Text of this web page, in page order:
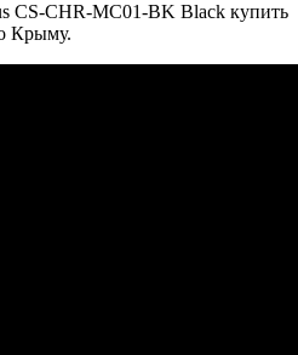
CS-CHR-MC01-BK Black купить
Крыму.